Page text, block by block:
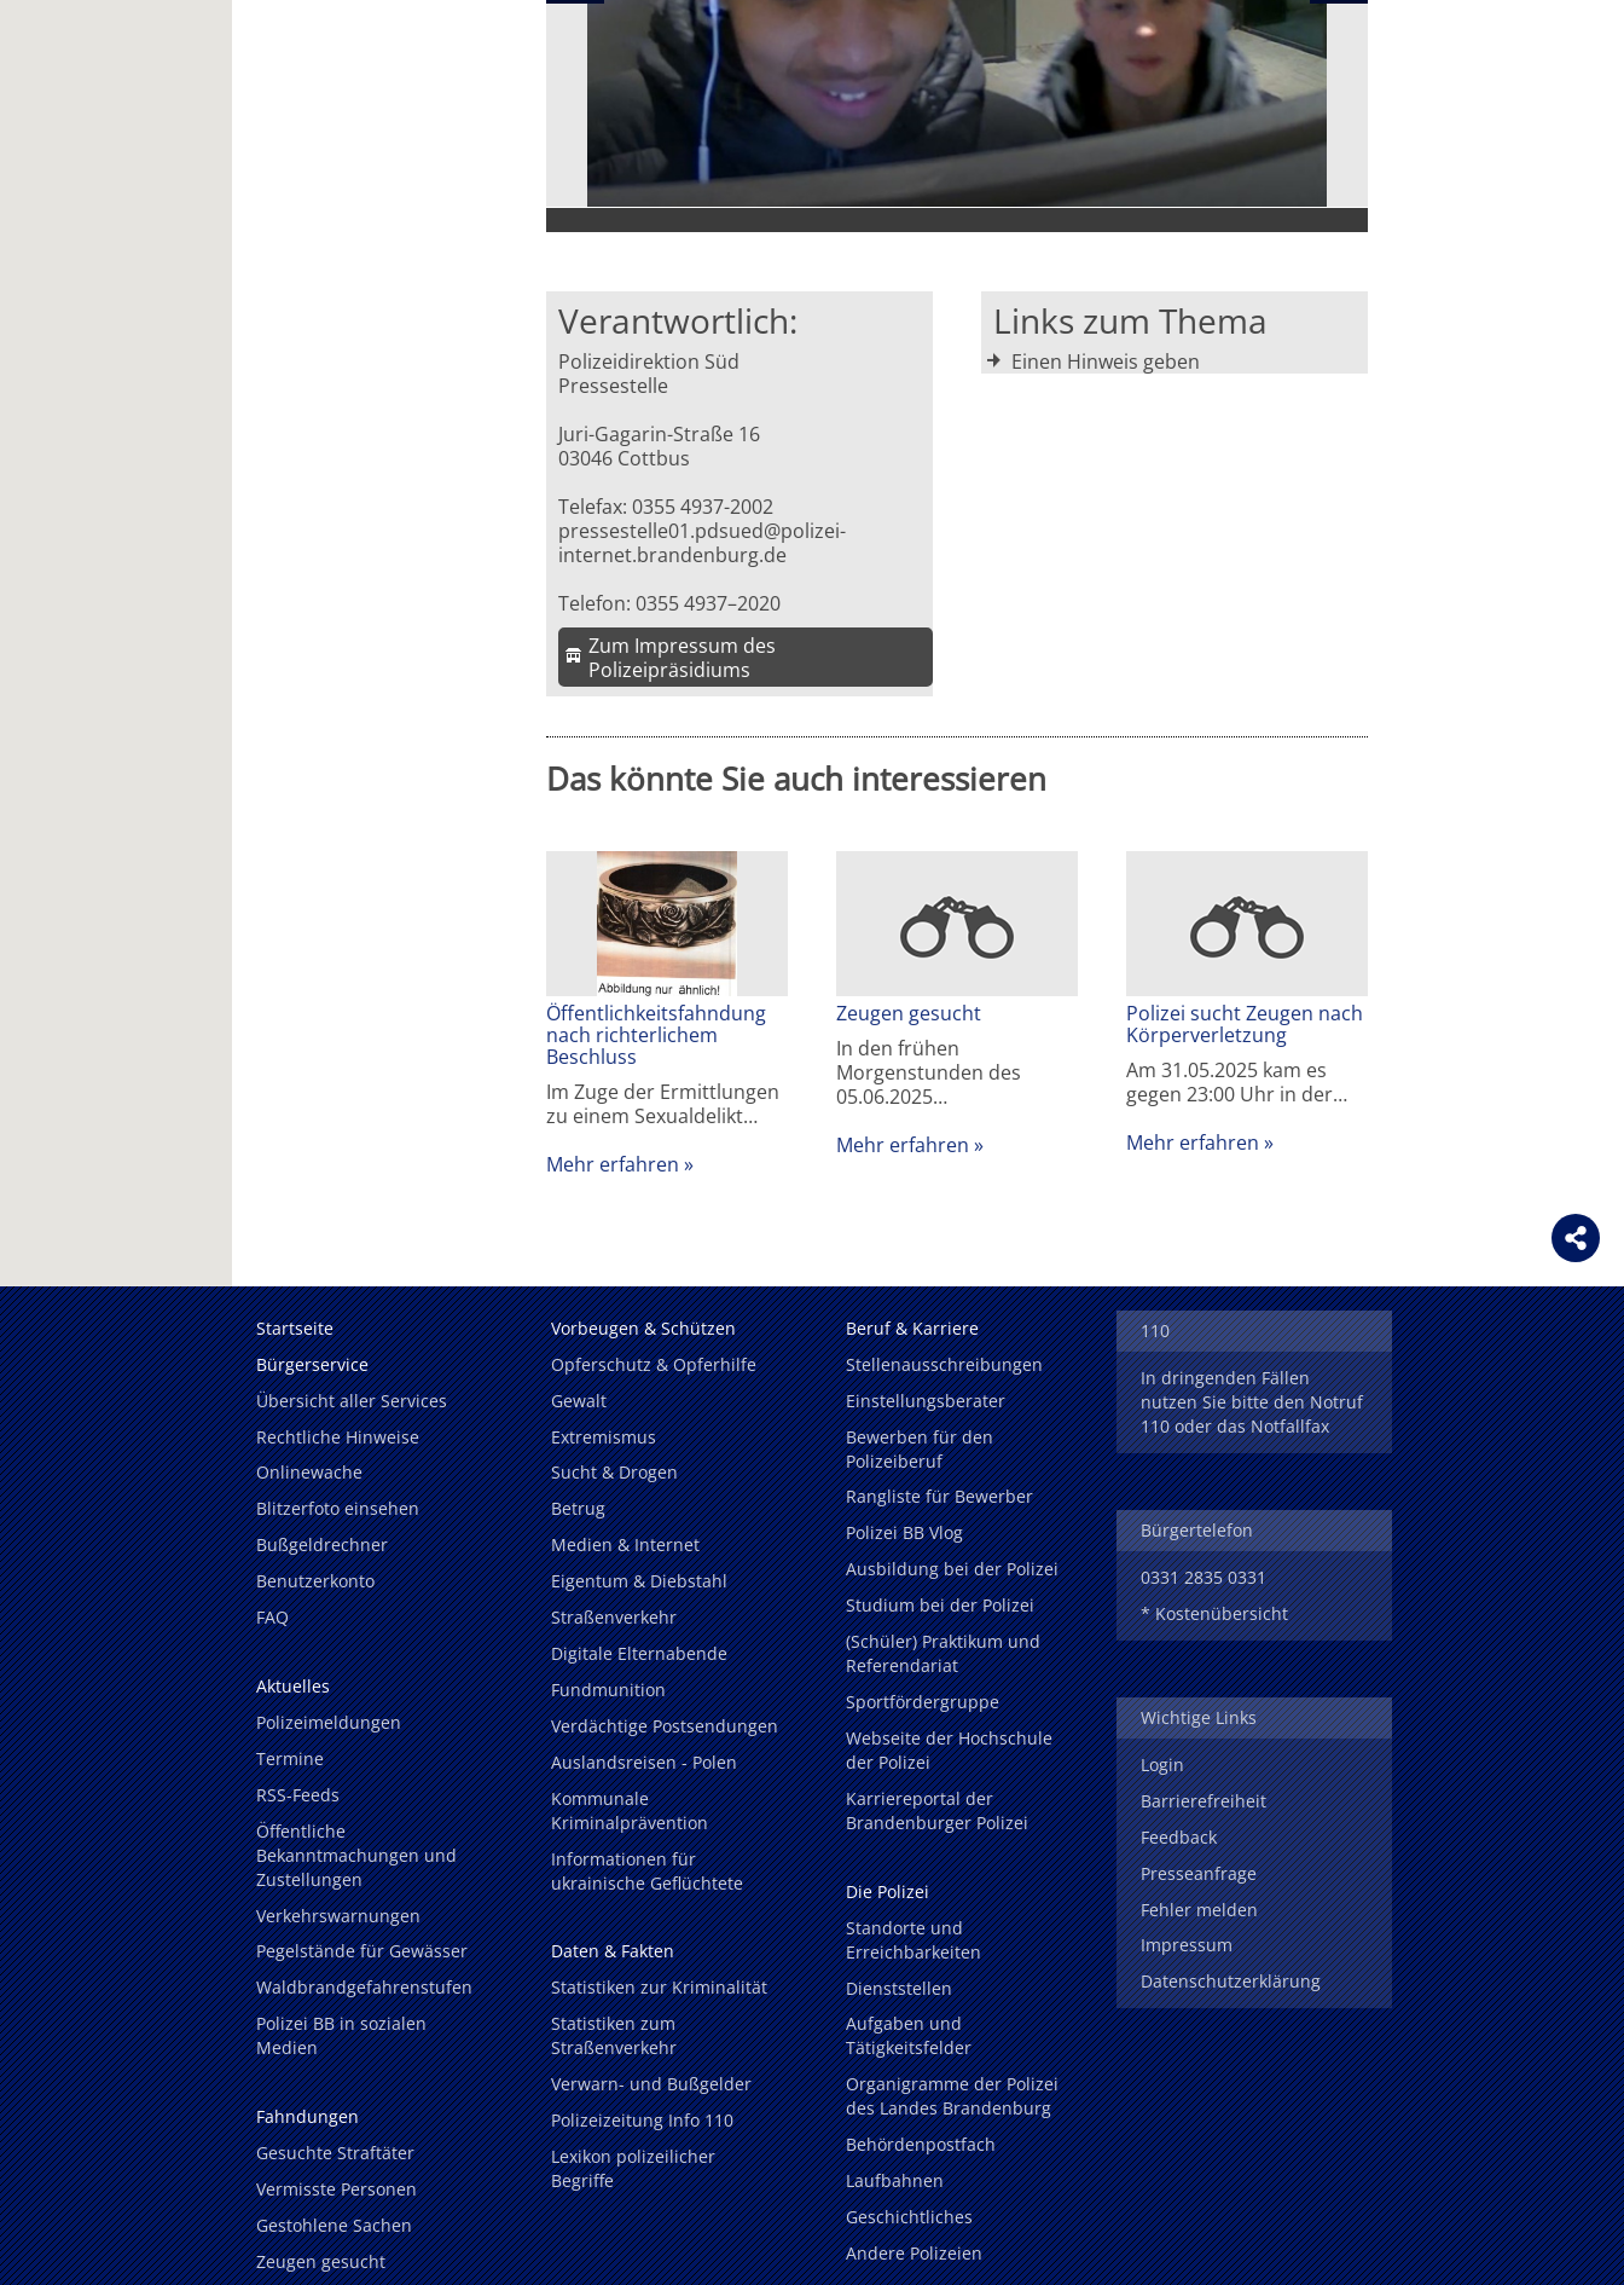
Verantwortlich:
Polizeidirektion Süd
Pressestelle
Juri-Gagarin-Straße 16
03046 Cottbus
Telefax: 0355 4937-2002
pressestelle01.pdsued@polizei-
internet.brandenburg.de
Telefon: 0355 4937–2020
Zum Impressum des
Polizeipräsidiums
Links zum Thema
Einen Hinweis geben
Das könnte Sie auch interessieren
Öffentlichkeitsfahndung
nach richterlichem
Beschluss
Im Zuge der Ermittlungen
zu einem Sexualdelikt…
Mehr erfahren
Zeugen gesucht
In den frühen
Morgenstunden des
05.06.2025…
Mehr erfahren
Polizei sucht Zeugen nach
Körperverletzung
Am 31.05.2025 kam es
gegen 23:00 Uhr in der…
Mehr erfahren
Startseite
Bürgerservice
Übersicht aller Services
Rechtliche Hinweise
Onlinewache
Blitzerfoto einsehen
Bußgeldrechner
Benutzerkonto
FAQ
Aktuelles
Polizeimeldungen
Termine
RSS-Feeds
Öffentliche
Bekanntmachungen und
Zustellungen
Verkehrswarnungen
Pegelstände für Gewässer
Waldbrandgefahrenstufen
Polizei BB in sozialen
Medien
Fahndungen
Gesuchte Straftäter
Vermisste Personen
Gestohlene Sachen
Zeugen gesucht
Vorbeugen & Schützen
Opferschutz & Opferhilfe
Gewalt
Extremismus
Sucht & Drogen
Betrug
Medien & Internet
Eigentum & Diebstahl
Straßenverkehr
Digitale Elternabende
Fundmunition
Verdächtige Postsendungen
Auslandsreisen - Polen
Kommunale
Kriminalprävention
Informationen für
ukrainische Geflüchtete
Daten & Fakten
Statistiken zur Kriminalität
Statistiken zum
Straßenverkehr
Verwarn- und Bußgelder
Polizeizeitung Info 110
Lexikon polizeilicher
Begriffe
Beruf & Karriere
Stellenausschreibungen
Einstellungsberater
Bewerben für den
Polizeiberuf
Rangliste für Bewerber
Polizei BB Vlog
Ausbildung bei der Polizei
Studium bei der Polizei
(Schüler) Praktikum und
Referendariat
Sportfördergruppe
Webseite der Hochschule
der Polizei
Karriereportal der
Brandenburger Polizei
Die Polizei
Standorte und
Erreichbarkeiten
Dienststellen
Aufgaben und
Tätigkeitsfelder
Organigramme der Polizei
des Landes Brandenburg
Behördenpostfach
Laufbahnen
Geschichtliches
Andere Polizeien
110
In dringenden Fällen
nutzen Sie bitte den Notruf
110 oder das Notfallfax
Bürgertelefon
0331 2835 0331
* Kostenübersicht
Wichtige Links
Login
Barrierefreiheit
Feedback
Presseanfrage
Fehler melden
Impressum
Datenschutzerklärung